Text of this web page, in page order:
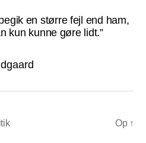
en større fejl end ham,
kun kunne gøre lidt.”
Op ↑